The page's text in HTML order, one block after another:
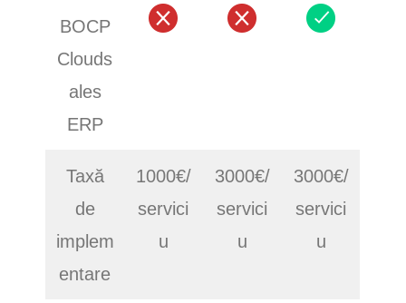
BOCP
Clouds
ales
ERP
Taxă
de
implem
entare
1000€/
servici
u
3000€/
servici
u
3000€/
servici
u